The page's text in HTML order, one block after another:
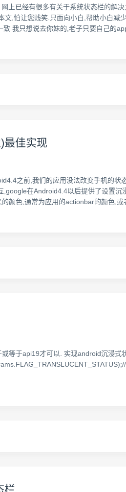
上已经有很多有关于系统状态栏的解
,怕让您贱笑.只面向小白,帮助小白
我只想说去你妹的,老子只要自己的
最佳实现
之前,我们的应用没法改变手机的
在Android4.4以后提供了设置
颜色,通常为应用的actionbar的颜色,
等于api19才可以. 实现android沉浸
栏